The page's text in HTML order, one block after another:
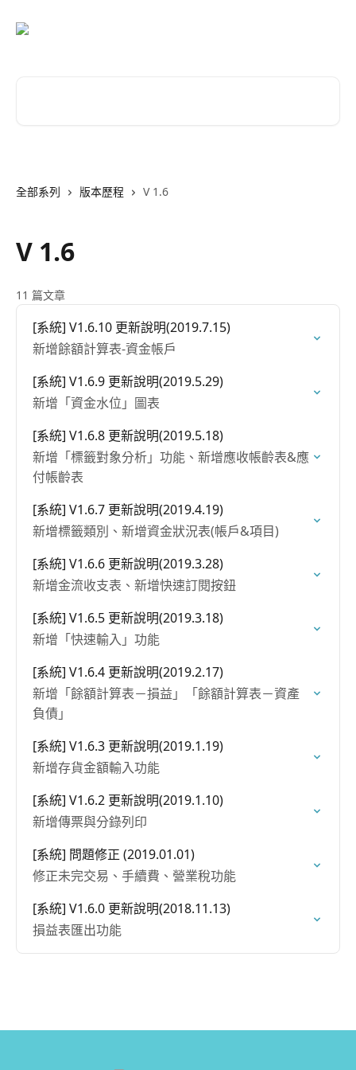
全部系列 版本歷程 V 1.6
V 1.6
11 篇文章
[系統] V1.6.10 更新說明(2019.7.15)
新增餘額計算表-資金帳戶
[系統] V1.6.9 更新說明(2019.5.29)
新增「資金水位」圖表
[系統] V1.6.8 更新說明(2019.5.18)
新增「標籤對象分析」功能、新增應收帳齡表&應
付帳齡表
[系統] V1.6.7 更新說明(2019.4.19)
新增標籤類別、新增資金狀況表(帳戶&項目)
[系統] V1.6.6 更新說明(2019.3.28)
新增金流收支表、新增快速訂閱按鈕
[系統] V1.6.5 更新說明(2019.3.18)
新增「快速輸入」功能
[系統] V1.6.4 更新說明(2019.2.17)
新增「餘額計算表－損益」「餘額計算表－資產
負債」
[系統] V1.6.3 更新說明(2019.1.19)
新增存貨金額輸入功能
[系統] V1.6.2 更新說明(2019.1.10)
新增傳票與分錄列印
[系統] 問題修正 (2019.01.01)
修正未完交易、手續費、營業稅功能
[系統] V1.6.0 更新說明(2018.11.13)
損益表匯出功能